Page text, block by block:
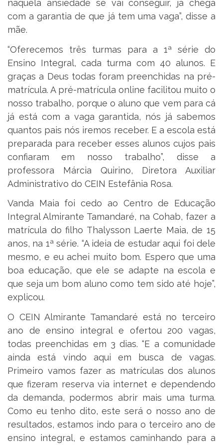
naquela ansiedade se vai conseguir, já chega
com a garantia de que já tem uma vaga”, disse a
mãe.
“Oferecemos três turmas para a 1ª série do
Ensino Integral, cada turma com 40 alunos. E
graças a Deus todas foram preenchidas na pré-
matrícula. A pré-matrícula online facilitou muito o
nosso trabalho, porque o aluno que vem para cá
já está com a vaga garantida, nós já sabemos
quantos pais nós iremos receber. E a escola está
preparada para receber esses alunos cujos pais
confiaram em nosso trabalho”, disse a
professora Márcia Quirino, Diretora Auxiliar
Administrativo do CEIN Estefânia Rosa.
Vanda Maia foi cedo ao Centro de Educação
Integral Almirante Tamandaré, na Cohab, fazer a
matrícula do filho Thalysson Laerte Maia, de 15
anos, na 1ª série. “A ideia de estudar aqui foi dele
mesmo, e eu achei muito bom. Espero que uma
boa educação, que ele se adapte na escola e
que seja um bom aluno como tem sido até hoje”,
explicou.
O CEIN Almirante Tamandaré está no terceiro
ano de ensino integral e ofertou 200 vagas,
todas preenchidas em 3 dias. “E a comunidade
ainda está vindo aqui em busca de vagas.
Primeiro vamos fazer as matrículas dos alunos
que fizeram reserva via internet e dependendo
da demanda, podermos abrir mais uma turma.
Como eu tenho dito, este será o nosso ano de
resultados, estamos indo para o terceiro ano de
ensino integral, e estamos caminhando para a